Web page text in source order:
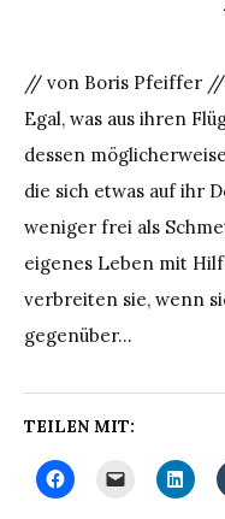
// von Boris Pfeiffer
Egal, was aus ihren
dessen
die sich etwas auf ihr
weniger frei als
eigenes Leben mit
verbreiten sie, wenn
gegenüber…
TEILEN MIT: